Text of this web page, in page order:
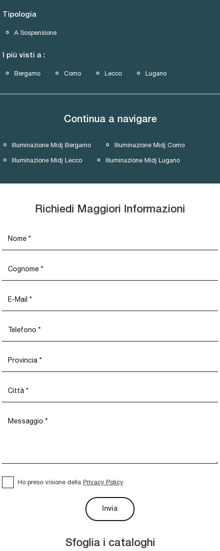
Tipologia
A Sospensione
I più visti a :
Bergamo Como Lecco Lugano
Continua a navigare
Illuminazione Midj Bergamo Illuminazione Midj Como
Illuminazione Midj Lecco Illuminazione Midj Lugano
Sfoglia i cataloghi
Richiedi Maggiori Informazioni
Ho preso visione della Privacy Policy
Invia